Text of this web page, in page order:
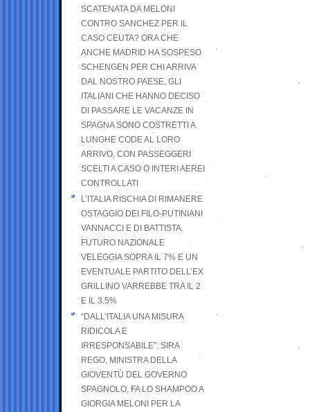
SCATENATA DA MELONI
CONTRO SANCHEZ PER IL
CASO CEUTA? ORA CHE
ANCHE MADRID HA SOSPESO
SCHENGEN PER CHI ARRIVA
DAL NOSTRO PAESE, GLI
ITALIANI CHE HANNO DECISO
DI PASSARE LE VACANZE IN
SPAGNA SONO COSTRETTI A
LUNGHE CODE AL LORO
ARRIVO, CON PASSEGGERI
SCELTI A CASO O INTERI AEREI
CONTROLLATI
L’ITALIA RISCHIA DI RIMANERE
OSTAGGIO DEI FILO-PUTINIANI
VANNACCI E DI BATTISTA.
FUTURO NAZIONALE
VELEGGIA SOPRA IL 7% E UN
EVENTUALE PARTITO DELL’EX
GRILLINO VARREBBE TRA IL 2
E IL 3.5%
“DALL’ITALIA UNA MISURA
RIDICOLA E
IRRESPONSABILE”: SIRA
REGO, MINISTRA DELLA
GIOVENTÙ DEL GOVERNO
SPAGNOLO, FA LO SHAMPOO A
GIORGIA MELONI PER LA